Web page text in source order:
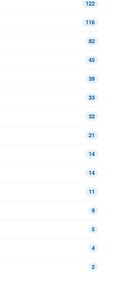
122
116
82
45
39
33
32
21
14
14
11
9
5
4
2